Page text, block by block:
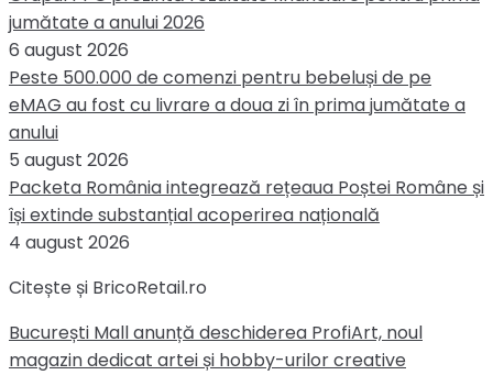
jumătate a anului 2026
6 august 2026
Peste 500.000 de comenzi pentru bebeluși de pe
eMAG au fost cu livrare a doua zi în prima jumătate a
anului
5 august 2026
Packeta România integrează rețeaua Poștei Române și
își extinde substanțial acoperirea națională
4 august 2026
Citește și BricoRetail.ro
București Mall anunță deschiderea ProfiArt, noul
magazin dedicat artei și hobby-urilor creative